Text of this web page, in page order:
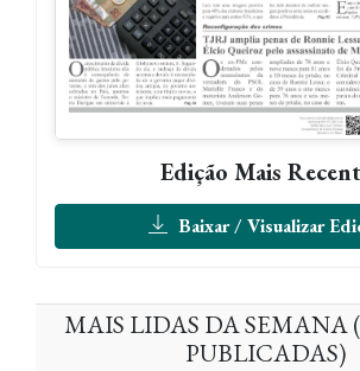
Edição Mais
Baixar / Visualizar
MAIS LIDAS DA SEMANA
PUBLICADAS)